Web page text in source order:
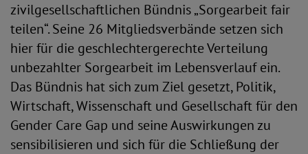
zivilgesellschaftlichen Bündnis „Sorgearbeit fair
teilen“. Seine 26 Mitgliedsverbände setzen sich
hier für die geschlechtergerechte Verteilung
unbezahlter Sorgearbeit im Lebensverlauf ein.
Das Bündnis hat sich zum Ziel gesetzt, Politik,
Wirtschaft, Wissenschaft und Gesellschaft für den
Gender Care Gap und seine Auswirkungen zu
sensibilisieren und sich für die Schließung der